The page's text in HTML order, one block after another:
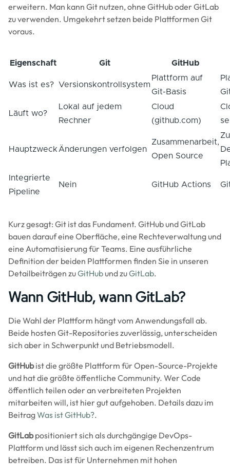
erweitern. Man kann Git nutzen, ohne GitHub oder GitLab
zu verwenden. Umgekehrt setzen beide Plattformen Git
voraus.
Eigenschaft Git GitHub
Was ist es? Versionskontrollsystem
Plattform auf
Git-Basis
Läuft wo?
Lokal auf jedem
Rechner
Cloud
(github.com)
HauptzweckÄnderungen verfolgen
Zusammenarbeit,
Open Source
Integrierte
Pipeline
Nein GitHub Actions
Kurz gesagt: Git ist das Fundament. GitHub und GitLab
bauen darauf eine Oberfläche, eine Rechteverwaltung und
eine Automatisierung für Teams. Eine ausführliche
Definition der beiden Plattformen finden Sie in unseren
Detailbeiträgen zuGitHub und zuGitLab.
Wann GitHub, wann GitLab?
Die Wahl der Plattform hängt vom Anwendungsfall ab.
Beide hosten Git-Repositories zuverlässig, unterscheiden
sich aber in Schwerpunkt und Betriebsmodell.
GitHubist die größte Plattform für Open-Source-Projekte
und hat die größte öffentliche Community. Wer Code
öffentlich teilen oder an verbreiteten Projekten
mitarbeiten will, ist hier gut aufgehoben. Details dazu im
BeitragWas ist GitHub?.
GitLabpositioniert sich als durchgängige DevOps-
Plattform und lässt sich auch im eigenen Rechenzentrum
betreiben. Das ist für Unternehmen mit hohen